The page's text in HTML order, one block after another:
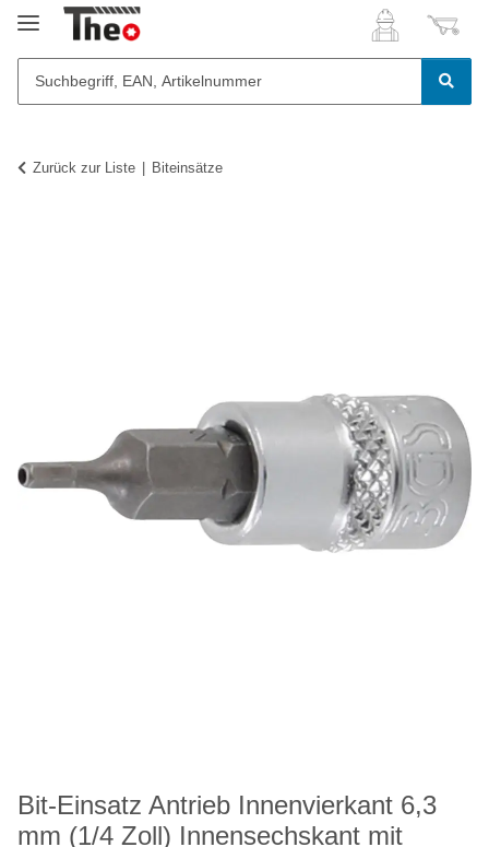
Zurück zur Liste Biteinsätze
Bit-Einsatz Antrieb Innenvierkant 6,3
mm (1/4 Zoll) Innensechskant mit